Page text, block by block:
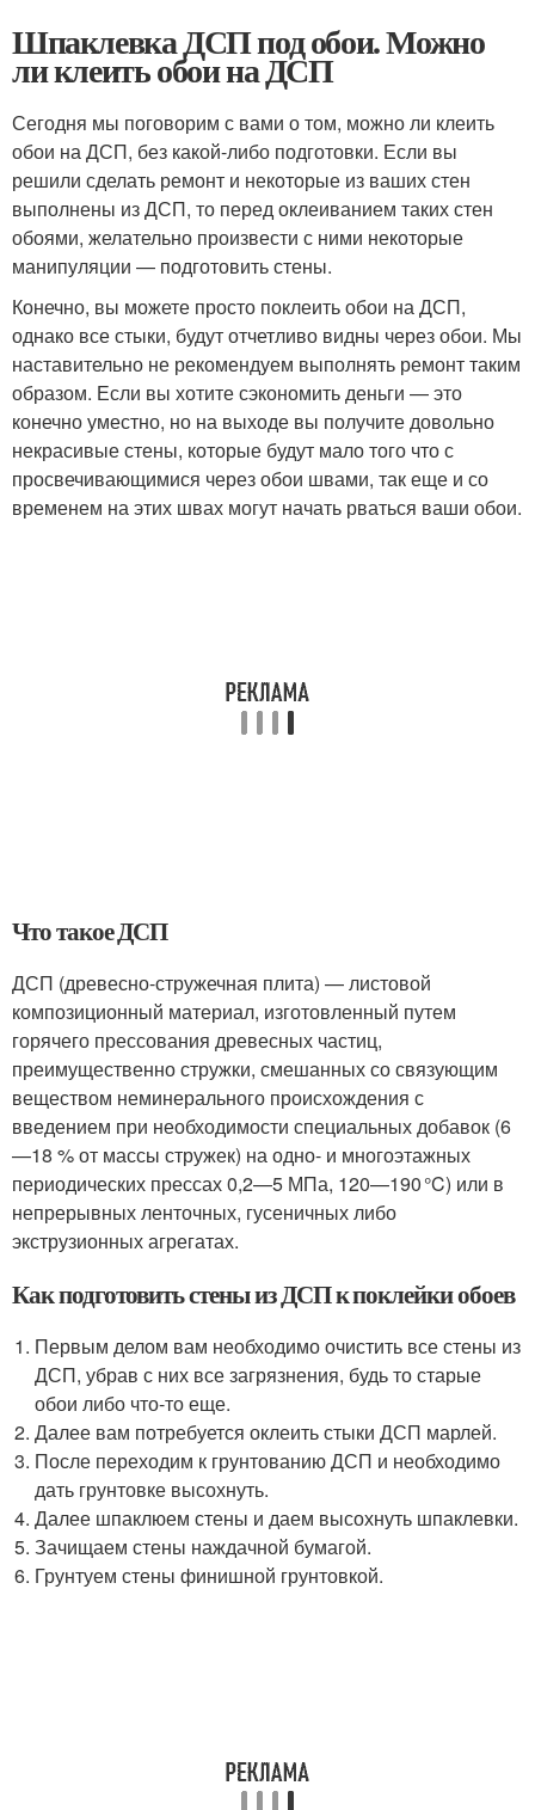
Шпаклевка ДСП под обои. Можно
ли клеить обои на ДСП
Сегодня мы поговорим с вами о том, можно ли клеить
обои на ДСП, без какой-либо подготовки. Если вы
решили сделать ремонт и некоторые из ваших стен
выполнены из ДСП, то перед оклеиванием таких стен
обоями, желательно произвести с ними некоторые
манипуляции — подготовить стены.
Конечно, вы можете просто поклеить обои на ДСП,
однако все стыки, будут отчетливо видны через обои. Мы
наставительно не рекомендуем выполнять ремонт таким
образом. Если вы хотите сэкономить деньги — это
конечно уместно, но на выходе вы получите довольно
некрасивые стены, которые будут мало того что с
просвечивающимися через обои швами, так еще и со
временем на этих швах могут начать рваться ваши обои.
Что такое ДСП
ДСП (древесно-стружечная плита) — листовой
композиционный материал, изготовленный путем
горячего прессования древесных частиц,
преимущественно стружки, смешанных со связующим
веществом неминерального происхождения с
введением при необходимости специальных добавок (6
—18 % от массы стружек) на одно- и многоэтажных
периодических прессах 0,2—5 МПа, 120—190 °C) или в
непрерывных ленточных, гусеничных либо
экструзионных агрегатах.
Как подготовить стены из ДСП к поклейки обоев
Первым делом вам необходимо очистить все стены из
ДСП, убрав с них все загрязнения, будь то старые
обои либо что-то еще.
Далее вам потребуется оклеить стыки ДСП марлей.
После переходим к грунтованию ДСП и необходимо
дать грунтовке высохнуть.
Далее шпаклюем стены и даем высохнуть шпаклевки.
Зачищаем стены наждачной бумагой.
Грунтуем стены финишной грунтовкой.